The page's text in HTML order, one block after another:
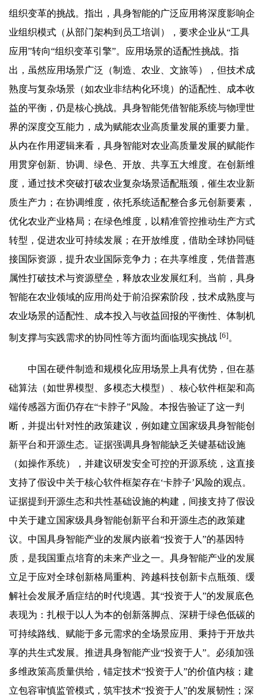
组织变革的挑战。指出，具身智能的广泛应用将深度影响企
业组织模式（从部门架构到员工培训），要求企业从“工具
应用”转向“组织变革引擎”。应用场景的适配性挑战。指
出，虽然应用场景广泛（制造、农业、文旅等），但技术成
熟度与复杂场景（如农业非结构化环境）的适配性、成本收
益的平衡，仍是核心挑战。具身智能凭借智能系统与物理世
界的深度交互能力，成为赋能农业高质量发展的重要力量。
从内在作用逻辑来看，具身智能对农业高质量发展的赋能作
用贯穿创新、协调、绿色、开放、共享五大维度。在创新维
度，通过技术突破打破农业复杂场景适配瓶颈，催生农业新
质生产力；在协调维度，依托系统适配整合多元创新要素，
优化农业产业格局；在绿色维度，以精准管控推动生产方式
转型，促进农业可持续发展；在开放维度，借助全球协同链
接国际资源，提升农业国际竞争力；在共享维度，凭借普惠
属性打破技术与资源壁垒，释放农业发展红利。当前，具身
智能在农业领域的应用尚处于前沿探索阶段，技术成熟度与
农业场景的适配性、成本投入与收益回报的平衡性、体制机
制支撑与实践需求的协同性等方面均面临现实挑战 [6]。
中国在硬件制造和规模化应用场景上具有优势，但在基
础算法（如世界模型、多模态大模型）、核心软件框架和高
端传感器方面仍存在“卡脖子”风险。本报告验证了这一判
断，并提出针对性的政策建议，例如建立国家级具身智能创
新平台和开源生态。证据强调具身智能缺乏关键基础设施
（如操作系统），并建议研发安全可控的开源系统，这直接
支持了假设中关于核心软件框架存在‘卡脖子’风险的观点。
证据提到开源生态和共性基础设施的构建，间接支持了假设
中关于建立国家级具身智能创新平台和开源生态的政策建
议。中国具身智能产业的发展内嵌着“投资于人”的基因特
质，是我国重点培育的未来产业之一。具身智能产业的发展
立足于应对全球创新格局重构、跨越科技创新卡点瓶颈、缓
解社会发展矛盾症结的时代境遇。其“投资于人”的发展底色
表现为：扎根于以人为本的创新落脚点、深耕于绿色低碳的
可持续路线、赋能于多元需求的全场景应用、秉持于开放共
享的共生式发展。推进具身智能产业“投资于人”。必须加强
多维政策高质量供给，锚定技术“投资于人”的价值内核；建
立包容审慎监管模式，筑牢技术“投资于人”的发展韧性；深